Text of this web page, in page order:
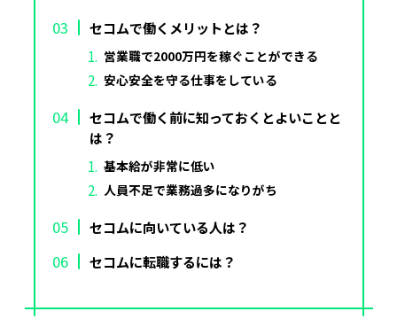
セコムで働くメリットとは？
営業職で2000万円を稼ぐことができる
安心安全を守る仕事をしている
セコムで働く前に知っておくとよいことと
は？
基本給が非常に低い
人員不足で業務過多になりがち
セコムに向いている人は？
セコムに転職するには？